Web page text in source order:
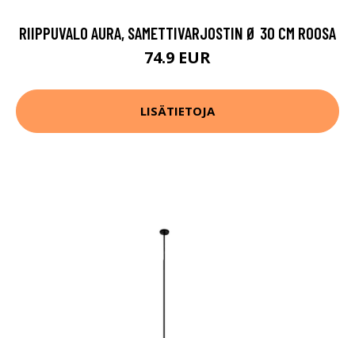
RIIPPUVALO AURA, SAMETTIVARJOSTIN Ø 30 CM ROOSA
74.9 EUR
LISÄTIETOJA